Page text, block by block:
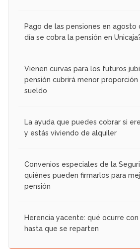
Pago de las pensiones en agosto
día se cobra la pensión en
Vienen curvas para los futuros
pensión cubrirá menor
sueldo
La ayuda que puedes cobrar si
y estás viviendo de alquiler
Convenios especiales de la
quiénes pueden firmarlos para
pensión
Herencia yacente: qué ocurre
hasta que se reparten